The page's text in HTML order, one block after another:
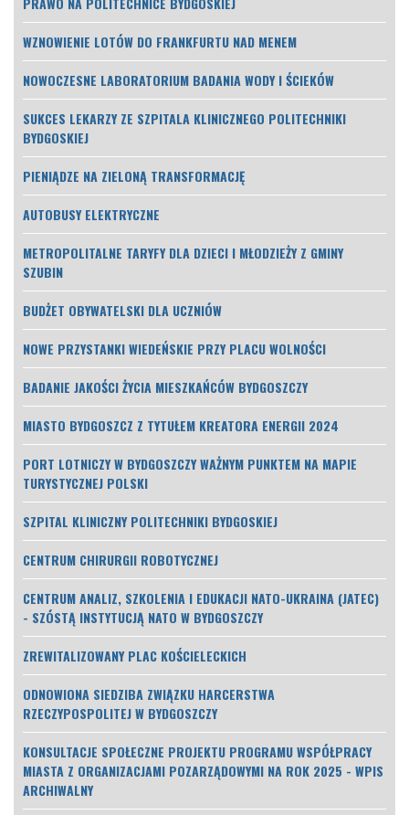
WZNOWIENIE LOTÓW DO FRANKFURTU NAD MENEM
NOWOCZESNE LABORATORIUM BADANIA WODY I ŚCIEKÓW
SUKCES LEKARZY ZE SZPITALA KLINICZNEGO POLITECHNIKI
BYDGOSKIEJ
PIENIĄDZE NA ZIELONĄ TRANSFORMACJĘ
AUTOBUSY ELEKTRYCZNE
METROPOLITALNE TARYFY DLA DZIECI I MŁODZIEŻY Z GMINY
SZUBIN
BUDŻET OBYWATELSKI DLA UCZNIÓW
NOWE PRZYSTANKI WIEDEŃSKIE PRZY PLACU WOLNOŚCI
BADANIE JAKOŚCI ŻYCIA MIESZKAŃCÓW BYDGOSZCZY
MIASTO BYDGOSZCZ Z TYTUŁEM KREATORA ENERGII 2024
PORT LOTNICZY W BYDGOSZCZY WAŻNYM PUNKTEM NA MAPIE
TURYSTYCZNEJ POLSKI
SZPITAL KLINICZNY POLITECHNIKI BYDGOSKIEJ
CENTRUM CHIRURGII ROBOTYCZNEJ
CENTRUM ANALIZ, SZKOLENIA I EDUKACJI NATO-UKRAINA (JATEC)
- SZÓSTĄ INSTYTUCJĄ NATO W BYDGOSZCZY
ZREWITALIZOWANY PLAC KOŚCIELECKICH
ODNOWIONA SIEDZIBA ZWIĄZKU HARCERSTWA
RZECZYPOSPOLITEJ W BYDGOSZCZY
KONSULTACJE SPOŁECZNE PROJEKTU PROGRAMU WSPÓŁPRACY
MIASTA Z ORGANIZACJAMI POZARZĄDOWYMI NA ROK 2025 - WPIS
ARCHIWALNY